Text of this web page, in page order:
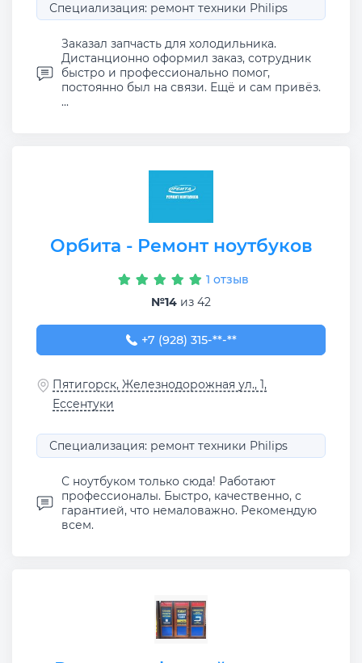
Специализация: ремонт техники Philips
Заказал запчасть для холодильника.
Дистанционно оформил заказ, сотрудник
быстро и профессионально помог,
постоянно был на связи. Ещё и сам привёз.
...
Орбита - Ремонт ноутбуков
1 отзыв
№14 из 42
+7 (928) 315-11-70
+7 (928) 315-**-**
Пятигорск, Железнодорожная ул., 1,
Ессентуки
Специализация: ремонт техники Philips
С ноутбуком только сюда! Работают
профессионалы. Быстро, качественно, с
гарантией, что немаловажно. Рекомендую
всем.